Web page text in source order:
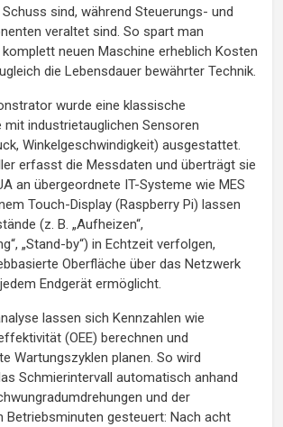
sind, während Steuerungs- und
veraltet sind. So spart man
neuen Maschine erheblich Kosten
die Lebensdauer bewährter Technik.
wurde eine klassische
industrietauglichen Sensoren
Winkelgeschwindigkeit) ausgestattet.
erfasst die Messdaten und überträgt sie
an übergeordnete IT-Systeme wie MES
Touch-Display (Raspberry Pi) lassen
(z. B. „Aufheizen“,
„Stand-by“) in Echtzeit verfolgen,
Oberfläche über das Netzwerk
Endgerät ermöglicht.
lassen sich Kennzahlen wie
(OEE) berechnen und
Wartungszyklen planen. So wird
Schmierintervall automatisch anhand
und der
Betriebsminuten gesteuert: Nach acht